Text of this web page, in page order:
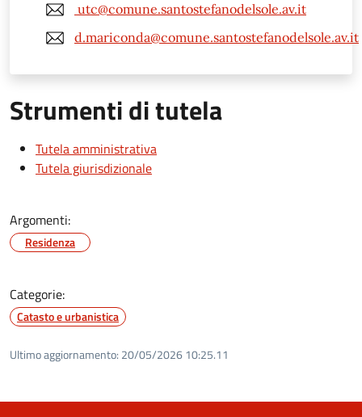
utc@comune.santostefanodelsole.av.it
d.mariconda@comune.santostefanodelsole.av.it
Strumenti di tutela
Tutela amministrativa
Tutela giurisdizionale
Argomenti:
Residenza
Categorie:
Catasto e urbanistica
Ultimo aggiornamento: 20/05/2026 10:25.11